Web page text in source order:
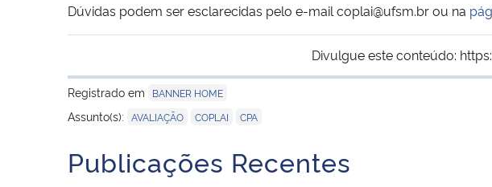
Dúvidas podem ser esclarecidas pelo e-mail coplai@ufsm.br ou na
Divulgue este conteúdo:
Registrado em
BANNER HOME
Assunto(s): AVALIAÇÃO COPLAI CPA
Publicações Recentes